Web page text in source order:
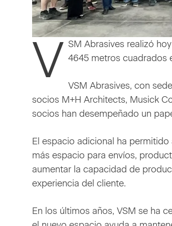
V SM Abrasives realizó
4645 metros cuadrados
VSM Abrasives, con
socios M+H Architects, Musick
socios han desempeñado un
El espacio adicional ha
más espacio para envíos,
aumentar la capacidad de
experiencia del cliente.
En los últimos años, VSM se ha